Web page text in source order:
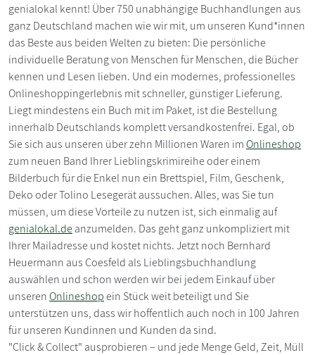
genialokal kennt! Über 750 unabhängige Buchhandlungen aus
ganz Deutschland machen wie wir mit, um unseren Kund*innen
das Beste aus beiden Welten zu bieten: Die persönliche
individuelle Beratung von Menschen für Menschen, die Bücher
kennen und Lesen lieben. Und ein modernes, professionelles
Onlineshoppingerlebnis mit schneller, günstiger Lieferung.
Liegt mindestens ein Buch mit im Paket, ist die Bestellung
innerhalb Deutschlands komplett versandkostenfrei. Egal, ob
Sie sich aus unseren über zehn Millionen Waren imOnlineshop
zum neuen Band Ihrer Lieblingskrimireihe oder einem
Bilderbuch für die Enkel nun ein Brettspiel, Film, Geschenk,
Deko oder Tolino Lesegerät aussuchen. Alles, was Sie tun
müssen, um diese Vorteile zu nutzen ist, sich einmalig auf
genialokal.deanzumelden. Das geht ganz unkompliziert mit
Ihrer Mailadresse und kostet nichts. Jetzt noch Bernhard
Heuermann aus Coesfeld als Lieblingsbuchhandlung
auswählen und schon werden wir bei jedem Einkauf über
unserenOnlineshopein Stück weit beteiligt und Sie
unterstützen uns, dass wir hoffentlich auch noch in 100 Jahren
für unseren Kundinnen und Kunden da sind.
"Click & Collect" ausprobieren – und jede Menge Geld, Zeit, Müll